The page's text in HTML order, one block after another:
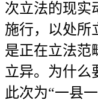
次立法的现实
施行，以处所
是正在立法范
立异。为什么
此次为“一县